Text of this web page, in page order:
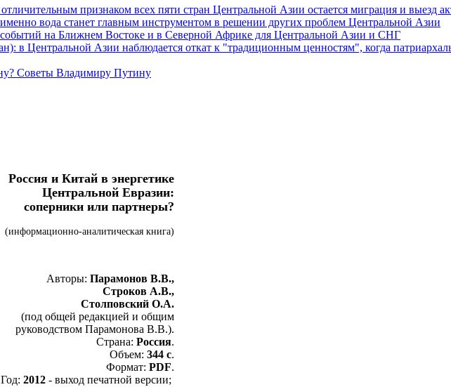
признаком всех пяти стран Центральной Азии остается миграция и выезд
вода станет главным инструментом в решении других проблем Центральной Азии
событий на Ближнем Востоке и в Северной Африке для Центральной Азии и СНГ
в Центральной Азии наблюдается откат к "традиционным ценностям", когда
Советы Владимиру Путину
Россия и Китай в энергетике
Центральной Евразии:
соперники или партнеры?
(информационно-аналитическая книга)
Авторы: Парамонов В.В.,
Строков А.В.,
Столповский О.А.
(под общей редакцией и общим
руководством Парамонова В.В.).
Страна: Россия.
Объем: 344 с.
Формат: PDF.
Год: 2012 - выход печатной версии;